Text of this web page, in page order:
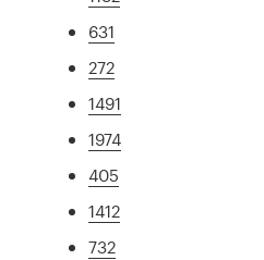
631
272
1491
1974
405
1412
732